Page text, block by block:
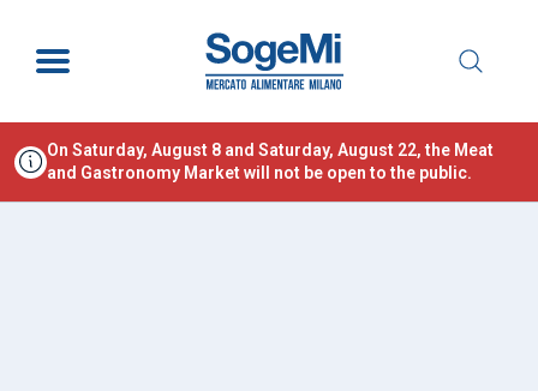
On Saturday, August 8 and Saturday, August 22, the Meat
and Gastronomy Market will not be open to the public.